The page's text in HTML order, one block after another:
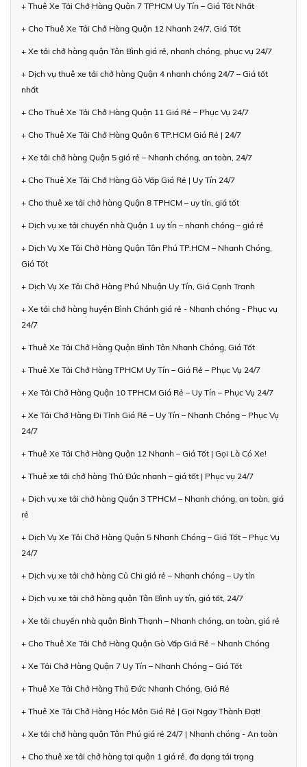
+ Thuê Xe Tải Chở Hàng Quận 7 TPHCM Uy Tín – Giá Tốt Nhất
+ Cho Thuê Xe Tải Chở Hàng Quận 12 Nhanh 24/7, Giá Tốt
+ Xe tải chở hàng quận Tân Bình giá rẻ, nhanh chóng, phục vụ 24/7
+ Dịch vụ thuê xe tải chở hàng Quận 4 nhanh chóng 24/7 – Giá tốt
nhất
+ Cho Thuê Xe Tải Chở Hàng Quận 11 Giá Rẻ – Phục Vụ 24/7
+ Cho Thuê Xe Tải Chở Hàng Quận 6 TP.HCM Giá Rẻ | 24/7
+ Xe tải chở hàng Quận 5 giá rẻ – Nhanh chóng, an toàn, 24/7
+ Cho Thuê Xe Tải Chở Hàng Gò Vấp Giá Rẻ | Uy Tín 24/7
+ Cho thuê xe tải chở hàng Quận 8 TPHCM – uy tín, giá tốt
+ Dịch vụ xe tải chuyển nhà Quận 1 uy tín – nhanh chóng – giá rẻ
+ Dịch Vụ Xe Tải Chở Hàng Quận Tân Phú TP.HCM – Nhanh Chóng,
Giá Tốt
+ Dịch Vụ Xe Tải Chở Hàng Phú Nhuận Uy Tín, Giá Cạnh Tranh
+ Xe tải chở hàng huyện Bình Chánh giá rẻ - Nhanh chóng - Phục vụ
24/7
+ Thuê Xe Tải Chở Hàng Quận Bình Tân Nhanh Chóng, Giá Tốt
+ Thuê Xe Tải Chở Hàng TPHCM Uy Tín – Giá Rẻ – Phục Vụ 24/7
+ Xe Tải Chở Hàng Quận 10 TPHCM Giá Rẻ – Uy Tín – Phục Vụ 24/7
+ Xe Tải Chở Hàng Đi Tỉnh Giá Rẻ – Uy Tín – Nhanh Chóng – Phục Vụ
24/7
+ Thuê Xe Tải Chở Hàng Quận 12 Nhanh – Giá Tốt | Gọi Là Có Xe!
+ Thuê xe tải chở hàng Thủ Đức nhanh – giá tốt | Phục vụ 24/7
+ Dịch vụ xe tải chở hàng Quận 3 TPHCM – Nhanh chóng, an toàn, giá
rẻ
+ Dịch Vụ Xe Tải Chở Hàng Quận 5 Nhanh Chóng – Giá Tốt – Phục Vụ
24/7
+ Dịch vụ xe tải chở hàng Củ Chi giá rẻ – Nhanh chóng – Uy tín
+ Dịch vụ xe tải chở hàng quận Tân Bình uy tín, giá tốt, 24/7
+ Xe tải chuyển nhà quận Bình Thạnh – Nhanh chóng, an toàn, giá rẻ
+ Cho Thuê Xe Tải Chở Hàng Quận Gò Vấp Giá Rẻ – Nhanh Chóng
+ Xe Tải Chở Hàng Quận 7 Uy Tín – Nhanh Chóng – Giá Tốt
+ Thuê Xe Tải Chở Hàng Thủ Đức Nhanh Chóng, Giá Rẻ
+ Thuê Xe Tải Chở Hàng Hóc Môn Giá Rẻ | Gọi Ngay Thành Đạt!
+ Xe tải chở hàng quận Tân Phú giá rẻ 24/7 | Nhanh chóng - An toàn
+ Cho thuê xe tải chở hàng tại quận 1 giá rẻ, đa dạng tải trọng